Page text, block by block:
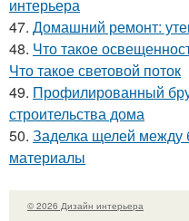
интерьера
47. Домашний ремонт:
48. Что такое
Что такое световой поток
49. Профилированный
строительства дома
50. Заделка щелей между
материалы
© 2026 Дизайн интерьера